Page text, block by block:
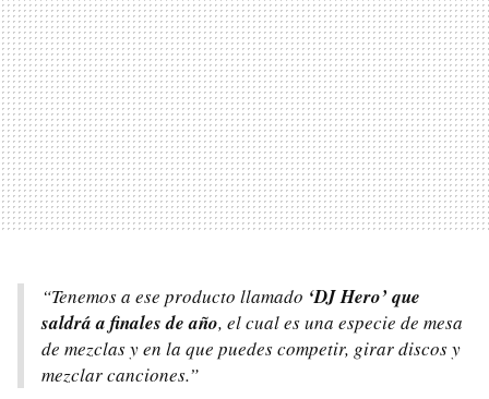
“Tenemos a ese producto llamado ‘DJ Hero’ que
saldrá a finales de año, el cual es una especie de mesa
de mezclas y en la que puedes competir, girar discos y
mezclar canciones.”